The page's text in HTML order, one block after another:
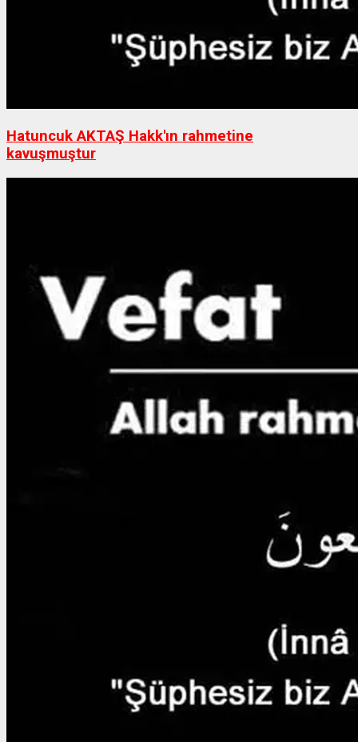
Hatuncuk AKTAŞ Hakk'ın rahmetine
kavuşmuştur